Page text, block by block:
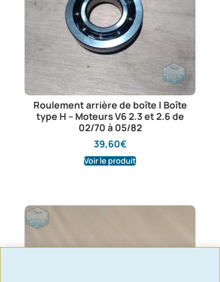
Roulement arrière de boîte | Boîte
type H – Moteurs V6 2.3 et 2.6 de
02/70 à 05/82
39,60€
Voir le produit